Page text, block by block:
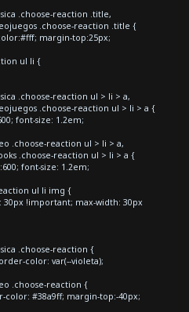
.choose-reaction .title,
.choose-reaction .title {
margin-top:25px;
ul li {
.choose-reaction ul > li > a,
.choose-reaction ul > li > a {
font-size: 1.2em;
.choose-reaction ul > li > a,
.choose-reaction ul > li > a {
font-size: 1.2em;
ul li img {
!important; max-width: 30px
.choose-reaction {
color: var(--violeta);
.choose-reaction {
#38a9ff; margin-top:-40px;